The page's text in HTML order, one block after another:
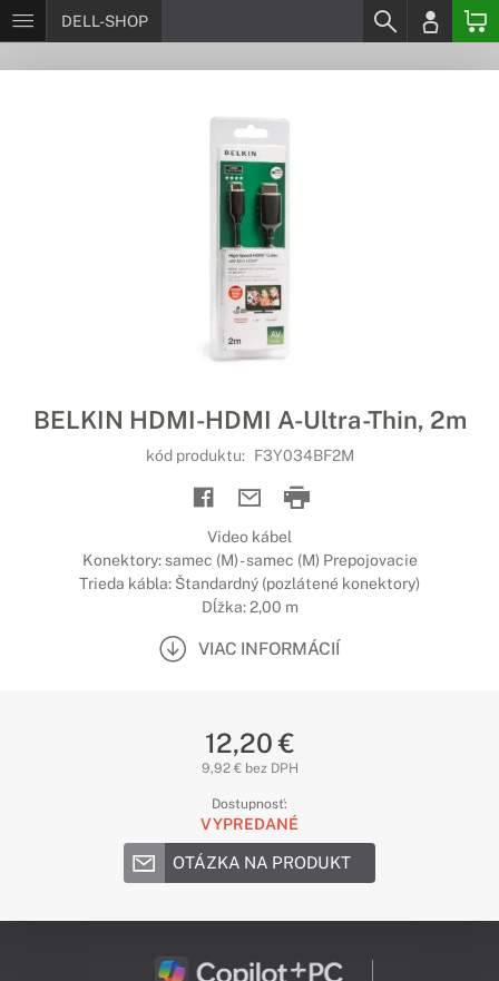
DELL-SHOP
BELKIN HDMI-HDMI A-Ultra-Thin, 2m
kód produktu: F3Y034BF2M
Video kábel
Konektory: samec (M) - samec (M) Prepojovacie
Trieda kábla: Štandardný (pozlátené konektory)
Dĺžka: 2,00 m
VIAC INFORMÁCIÍ
12,20 €
9,92 € bez DPH
Dostupnosť:
VYPREDANÉ
OTÁZKA NA PRODUKT